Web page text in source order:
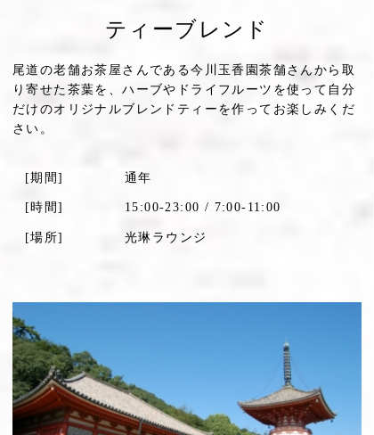
ティーブレンド
尾道の老舗お茶屋さんである今川玉香園茶舗さんから取
り寄せた茶葉を、ハーブやドライフルーツを使って自分
だけのオリジナルブレンドティーを作ってお楽しみくだ
さい。
[期間] 通年
[時間] 15:00-23:00 / 7:00-11:00
[場所] 光琳ラウンジ